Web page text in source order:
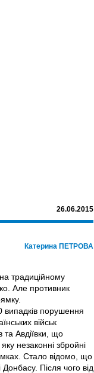
26.06.2015
Катерина ПЕТРОВА
традиційному
Але противник
випадків порушення
військ
та Авдіївки, що
незаконні збройні
Стало відомо, що
Після чого від